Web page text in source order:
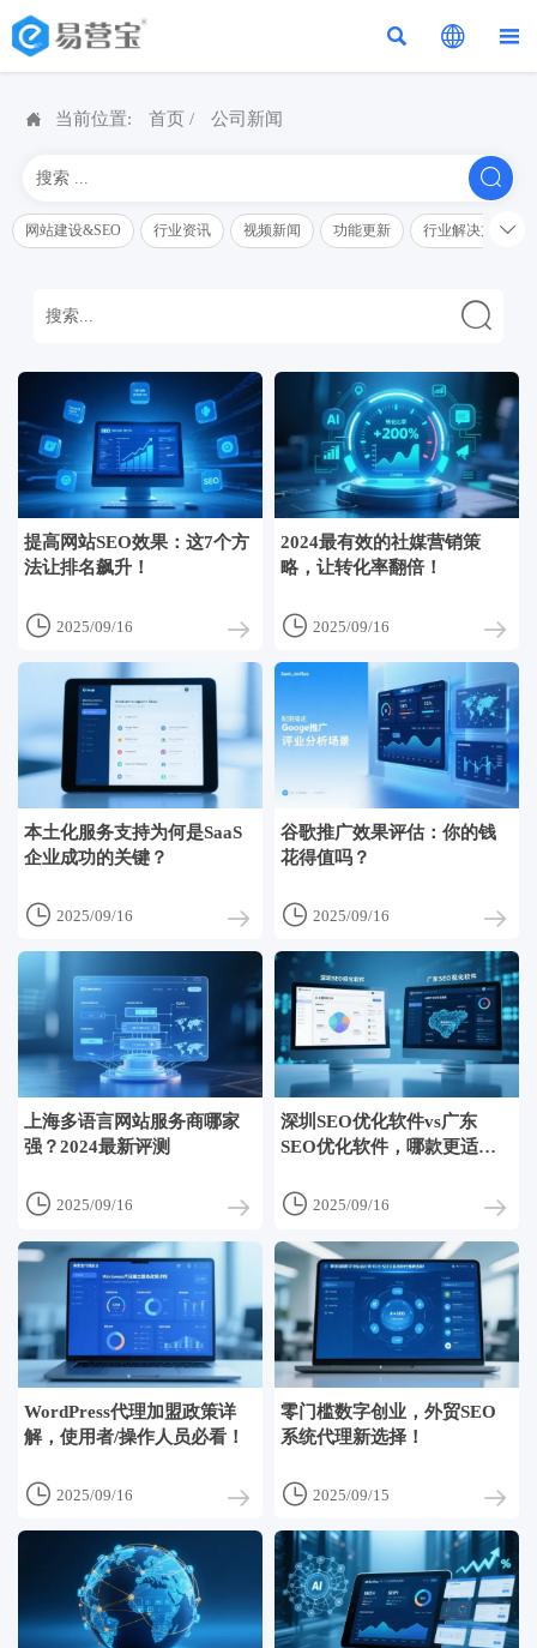
  
 当前位置: 首页 / 公司新闻

网站建设&SEO 行业资讯 视频新闻 功能更新 行业解决方案解读


提高网站SEO效果：这7个方
法让排名飙升！
 2025/09/16
2024最有效的社媒营销策
略，让转化率翻倍！
 2025/09/16
本土化服务支持为何是SaaS
企业成功的关键？
 2025/09/16
谷歌推广效果评估：你的钱
花得值吗？
 2025/09/16
上海多语言网站服务商哪家
强？2024最新评测
 2025/09/16
深圳SEO优化软件vs广东
SEO优化软件，哪款更适合
 2025/09/16
WordPress代理加盟政策详
解，使用者/操作人员必看！
 2025/09/16
零门槛数字创业，外贸SEO
系统代理新选择！
 2025/09/15